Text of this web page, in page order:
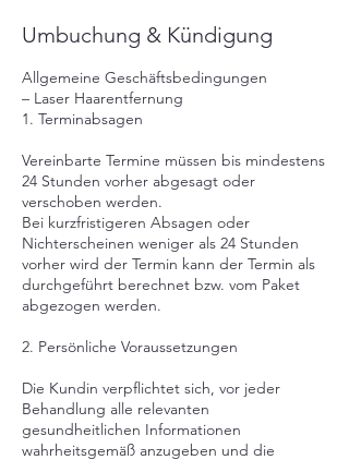
Umbuchung & Kündigung
Allgemeine Geschäftsbedingungen
– Laser Haarentfernung
1. Terminabsagen
Vereinbarte Termine müssen bis mindestens
24 Stunden vorher abgesagt oder
verschoben werden.
Bei kurzfristigeren Absagen oder
Nichterscheinen weniger als 24 Stunden
vorher wird der Termin kann der Termin als
durchgeführt berechnet bzw. vom Paket
abgezogen werden.
2. Persönliche Voraussetzungen
Die Kundin verpflichtet sich, vor jeder
Behandlung alle relevanten
gesundheitlichen Informationen
wahrheitsgemäß anzugeben und die